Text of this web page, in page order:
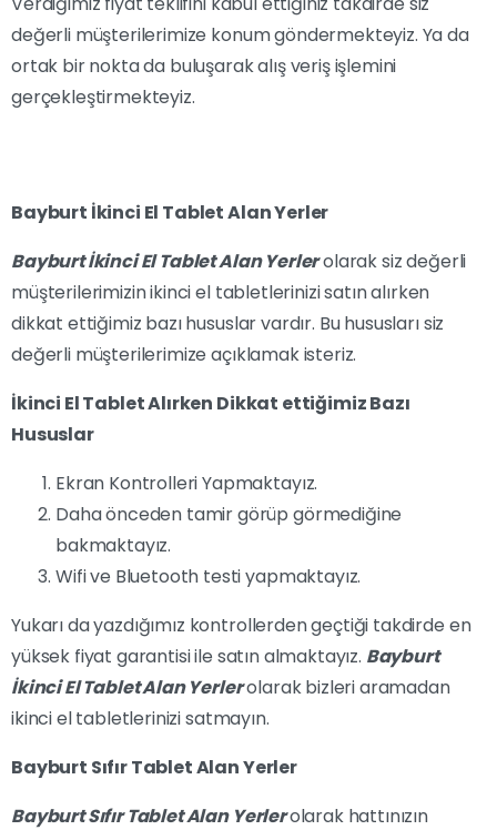
değerli müşterilerimize konum göndermekteyiz. Ya da
ortak bir nokta da buluşarak alış veriş işlemini
gerçekleştirmekteyiz.
Bayburt İkinci El Tablet Alan Yerler
Bayburt İkinci El Tablet Alan Yerlerolarak siz değerli
müşterilerimizin ikinci el tabletlerinizi satın alırken
dikkat ettiğimiz bazı hususlar vardır. Bu hususları siz
değerli müşterilerimize açıklamak isteriz.
İkinci El Tablet Alırken Dikkat ettiğimiz Bazı
Hususlar
Ekran Kontrolleri Yapmaktayız.
Daha önceden tamir görüp görmediğine
bakmaktayız.
Wifi ve Bluetooth testi yapmaktayız.
Yukarı da yazdığımız kontrollerden geçtiği takdirde en
yüksek fiyat garantisi ile satın almaktayız. Bayburt
İkinci El Tablet Alan Yerlerolarak bizleri aramadan
ikinci el tabletlerinizi satmayın.
Bayburt Sıfır Tablet Alan Yerler
Bayburt Sıfır Tablet Alan Yerlerolarak hattınızın